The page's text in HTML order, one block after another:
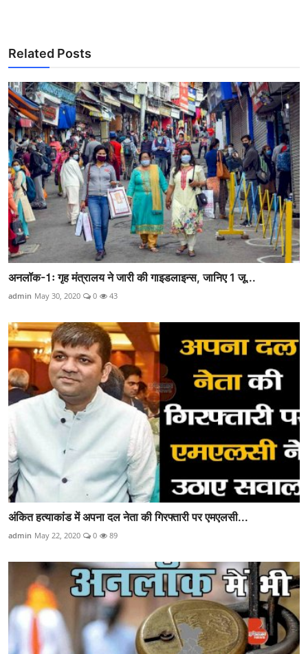
Related Posts
अनलॉक-1ः गृह मंत्रालय ने जारी की गाइडलाइन्स, जानिए 1 जू...
admin May 30, 2020 0 43
अंकित हत्याकांड में अपना दल नेता की गिरफ्तारी पर एमएलसी...
admin May 22, 2020 0 89